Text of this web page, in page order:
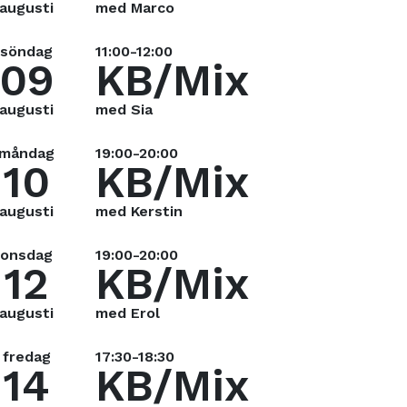
augusti med Marco
söndag
augusti
11:00-12:00
KB/Mix
med Sia
10
augusti
19:00-20:00
KB/Mix
med Kerstin
onsdag
12
augusti
19:00-20:00
KB/Mix
med Erol
fredag
14
17:30-18:30
KB/Mix